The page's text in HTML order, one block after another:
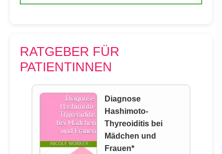
RATGEBER FÜR
PATIENTINNEN
Diagnose
Hashimoto-
Thyreoiditis bei
Mädchen und
Frauen*